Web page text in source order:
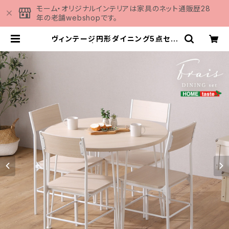
モーム・オリジナルインテリアは家具のネット通販歴28
年の老舗webshopです。
ヴィンテージ円形ダイニング5点セッ